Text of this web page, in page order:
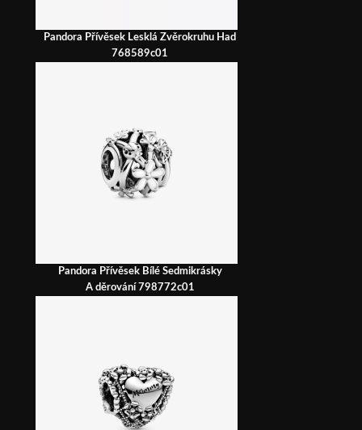
Pandora Přívěsek Lesklá Zvěrokruhu Had
768589c01
Pandora Přívěsek Bílé Sedmikrásky
A děrování 798772c01